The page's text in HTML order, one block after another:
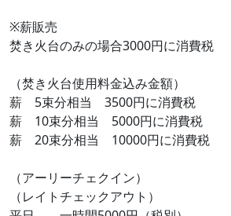
※薪販売
焚き火台のみの場合3000円に消費税
（焚き火台使用料金込み金額）
薪 5束分相当 3500円に消費税
薪 10束分相当 5000円に消費税
薪 20束分相当 10000円に消費税
（アーリーチェクイン）
（レイトチェックアウト）